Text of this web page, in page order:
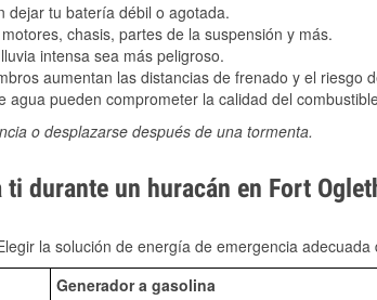
tu batería débil o agotada.
chasis, partes de la suspensión y más.
intensa sea más peligroso.
aumentan las distancias de frenado y el riesgo
pueden comprometer la calidad del
o desplazarse después de una tormenta.
durante un huracán en Fort
la solución de energía de emergencia adecuada
Generador a gasolina